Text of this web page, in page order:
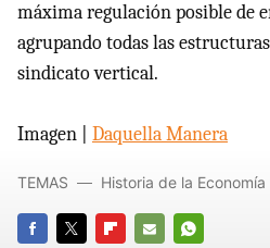
máxima regulación posible de
agrupando todas las
sindicato vertical.
Imagen | Daquella Manera
TEMAS Historia de la Economía